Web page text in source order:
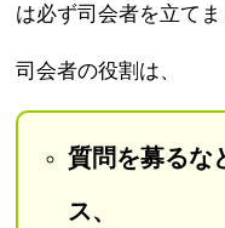
は必ず司会者を立てま
司会者の役割は、
質問を募るな
ス、